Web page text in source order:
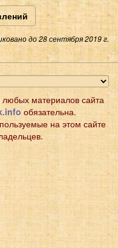
до 28 сентября 2019 г.
материалов сайта
обязательна.
на этом сайте